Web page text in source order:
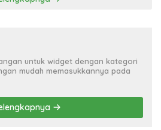
untuk widget dengan kategori
mudah memasukkannya pada